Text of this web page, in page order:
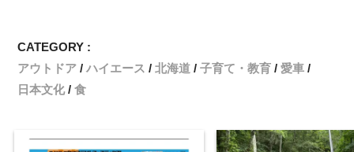
CATEGORY :
アウトドア
ハイエース 北海道 子育て・教育
愛車
日本文化
食